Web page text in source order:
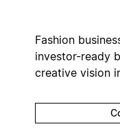
Fashion
investor-ready
creative vision